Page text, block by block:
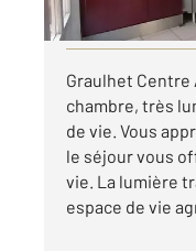
Visiter le site
Graulhet Centre
chambre, très
de vie. Vous
le séjour vous
vie. La lumière
espace de vie